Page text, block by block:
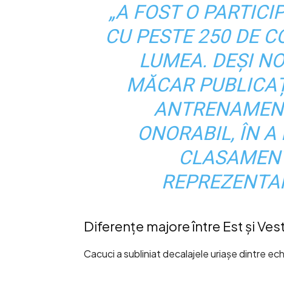
„A FOST O
CU PESTE 250 DE
LUMEA. DEȘI
MĂCAR
ONORABIL, ÎN
Diferențe majore între Est și Vest
Cacuci a subliniat decalajele uriașe dintre